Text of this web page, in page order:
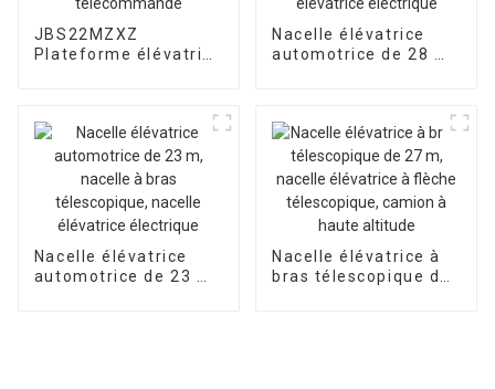
JBS22MZXZ
Plateforme élévatrice
Nacelle élévatrice
automotrice de 28 m,
Nacelle élévatrice
automotrice de 23 m,
Nacelle élévatrice à
bras télescopique de